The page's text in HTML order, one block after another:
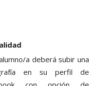
a deberá subir una
en su perfil de